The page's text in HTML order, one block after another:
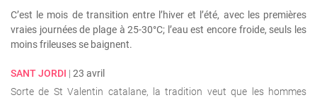
C’est le mois de transition entre l’hiver et l’été, avec les premières
vraies journées de plage à 25-30°C; l’eau est encore froide, seuls les
moins frileuses se baignent.
SANT JORDI | 23 avril
Sorte de St Valentin catalane, la tradition veut que les hommes